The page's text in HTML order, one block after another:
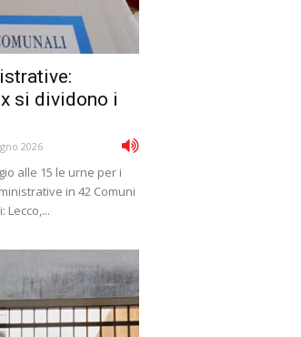
si dividono i
2026
alle 15 le urne per i
in 42 Comuni
Lecco,...